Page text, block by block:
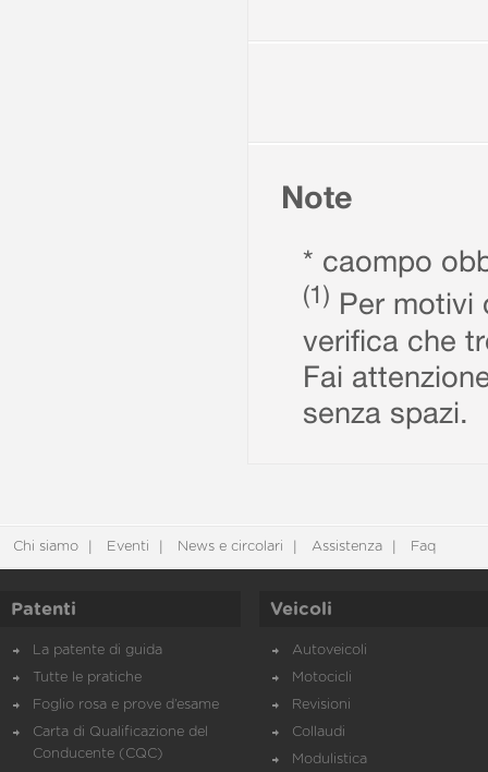
Note
* caompo
(1) Per motivi
verifica che
Fai
senza spazi.
Chi siamo Eventi News e circolari Assistenza Faq
Patenti
La patente di guida
Tutte le pratiche
Foglio rosa e prove d’esame
Carta di Qualificazione del
Conducente (CQC)
Veicoli
Autoveicoli
Motocicli
Revisioni
Collaudi
Modulistica